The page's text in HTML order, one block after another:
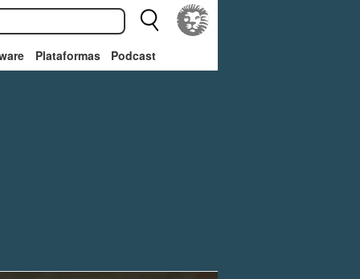
Plataformas Podcast